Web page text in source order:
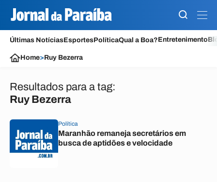
Últimas NotíciasEsportesPolíticaQual a Boa?Entretenimento
Home>Ruy Bezerra
Resultados para a tag:
Ruy Bezerra
Política
Maranhão remaneja secretários em
busca de aptidões e velocidade